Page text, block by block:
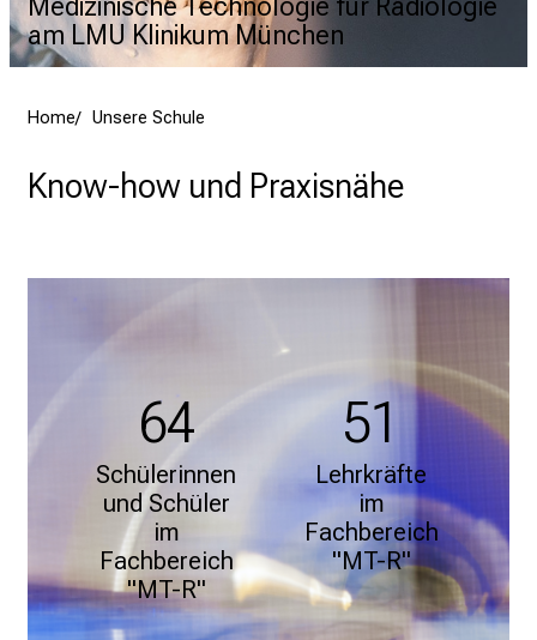
am LMU Klinikum München
Home Unsere Schule
Know-how und Praxisnähe
64
Schülerinnen
und Schüler
im
Fachbereich
"MT-R"
51
Lehrkräfte
im
Fachbereich
"MT-R"